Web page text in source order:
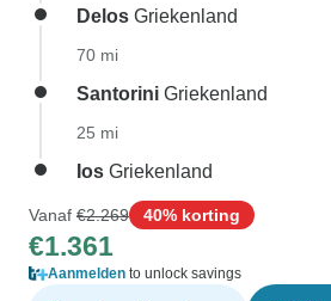
Delos Griekenland
70 mi
Santorini Griekenland
25 mi
Ios Griekenland
Vanaf €2.269 40% korting
€1.361
Aanmelden to unlock savings